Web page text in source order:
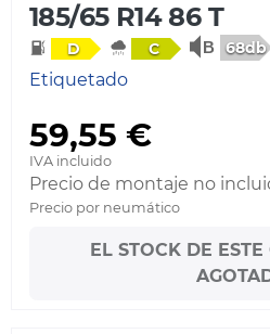
185/65 R14 86 T
D C 68db
Etiquetado
59,55 €
IVA incluido
Precio de montaje no
Precio por neumático
EL STOCK DE